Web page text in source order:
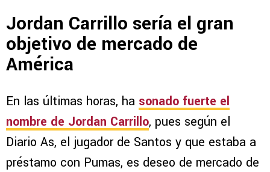
Jordan Carrillo sería el gran
objetivo de mercado de
América
En las últimas horas, ha sonado fuerte el
nombre de Jordan Carrillo, pues según el
Diario As, el jugador de Santos y que estaba a
préstamo con Pumas, es deseo de mercado de